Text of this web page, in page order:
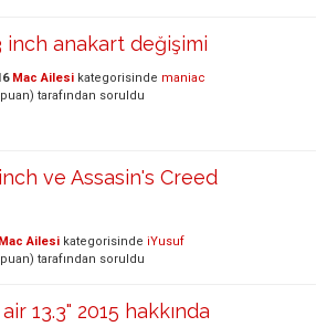
inch anakart değişimi
Mac Ailesi kategorisinde maniac
puan) tarafından soruldu
ve Assasin's Creed
Mac Ailesi kategorisinde iYusuf
puan) tarafından soruldu
13.3" 2015 hakkında